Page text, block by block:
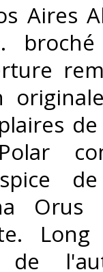
Aires
Orus
de